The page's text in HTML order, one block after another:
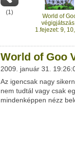
E-mail címed:
Címzett e-mail címe:
Facebook
Del.icio.us
Ha van egy kis időd,
(1)
World of
1.fejezet: 9,
World of Goo
2009. január 31.
Az igencsak nagy
nem tudtál vagy csak
mindenképpen nézz